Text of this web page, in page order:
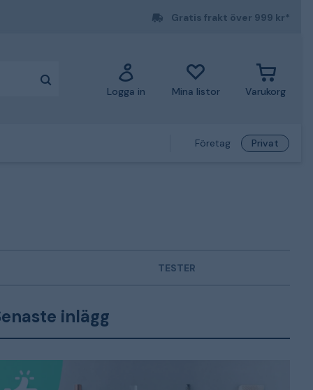
Gratis frakt över 999 kr*
Logga in Mina listor Varukorg
Företag Privat
TESTER
inlägg